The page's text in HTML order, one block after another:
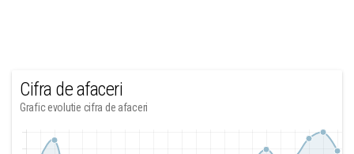
Cifra de afaceri
Grafic evolutie cifra de afaceri